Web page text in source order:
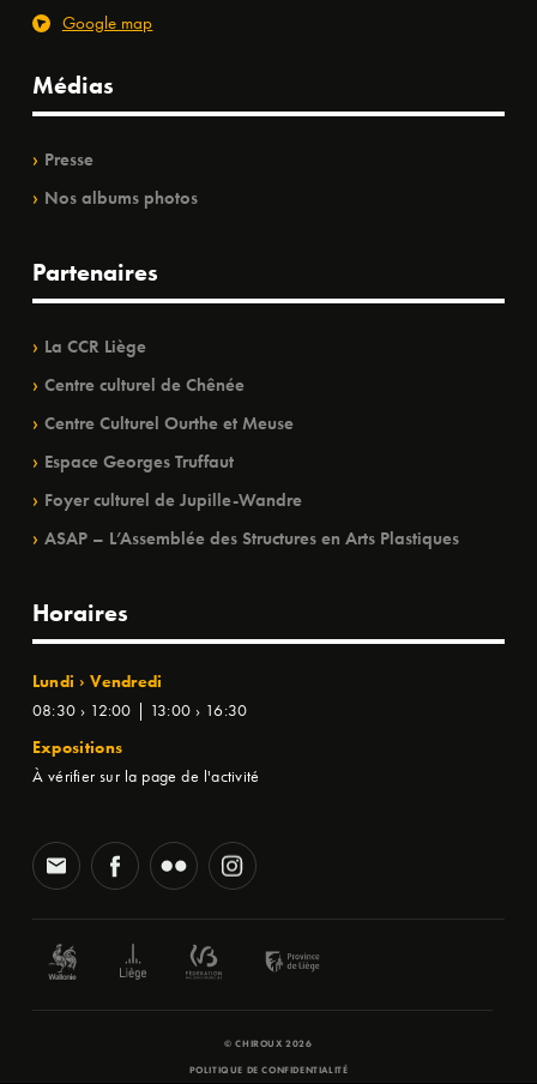
Google map
Médias
Presse
Nos albums photos
Partenaires
La CCR Liège
Centre culturel de Chênée
Centre Culturel Ourthe et Meuse
Espace Georges Truffaut
Foyer culturel de Jupille-Wandre
ASAP – L’Assemblée des Structures en Arts Plastiques
Horaires
Lundi › Vendredi
08:30 › 12:00 | 13:00 › 16:30
Expositions
À vérifier sur la page de l'activité
© CHIROUX 2026
POLITIQUE DE CONFIDENTIALITÉ